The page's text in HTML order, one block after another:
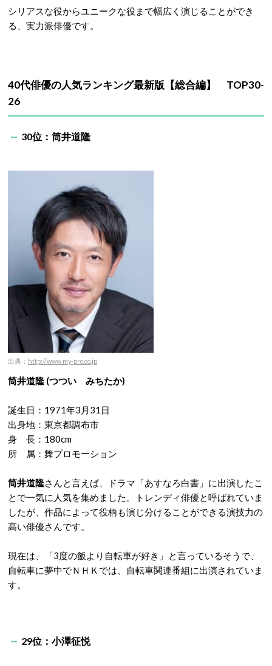
シリアスな役からユニークな役まで幅広く演じることができ
る、実力派俳優です。
40代俳優の人気ランキング最新版【総合編】 TOP30-
26
30位：筒井道隆
出典： http://www.my-pro.co.jp
筒井道隆 (つつい みちたか)
誕生日：1971年3月31日
出身地：東京都調布市
身 長：180cm
所 属：舞プロモーション
筒井道隆さんと言えば、ドラマ「あすなろ白書」に出演したこ
とで一気に人気を集めました。トレンディ俳優と呼ばれていま
したが、作品によって役柄も演じ分けることができる演技力の
高い俳優さんです。
現在は、「3度の飯より自転車が好き」と言っているそうで、
自転車に夢中でＮＨＫでは、自転車関連番組に出演されていま
す。
29位：小澤征悦